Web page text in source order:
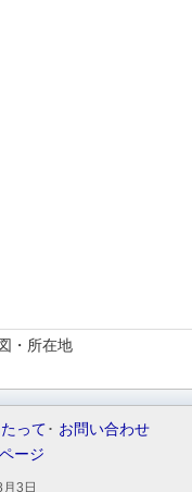
・所在地
って
お問い合わせ
ージ
3日